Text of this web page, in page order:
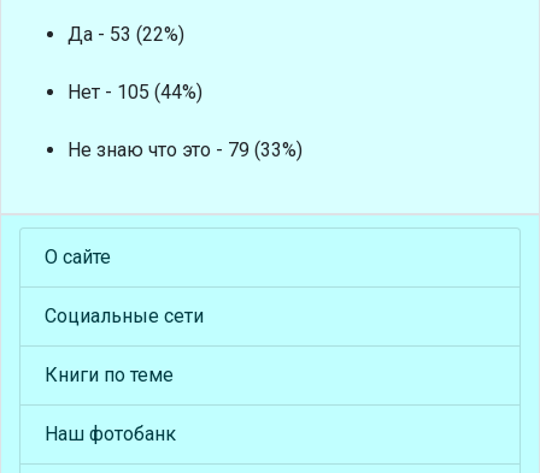
Да - 53 (22%)
Нет - 105 (44%)
Не знаю что это - 79 (33%)
О сайте
Социальные сети
Книги по теме
Наш фотобанк